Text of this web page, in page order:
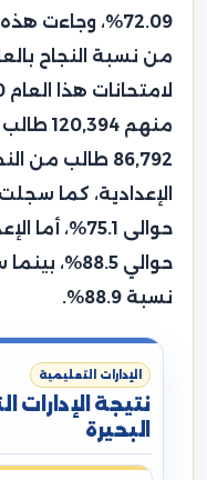
72.09%، وجاءت
من نسبة النجاح
منهم
86,792 طالب من
الإعدادية، كما
حوالى
حوالي
نسبة 88.9%.
الإدارات التعليمية
نتيجة الإدارات
البحيرة